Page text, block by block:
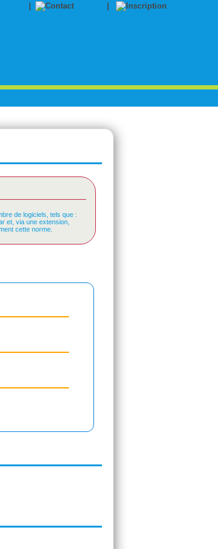
de logiciels, tels que :
et, via une extension,
cette norme.